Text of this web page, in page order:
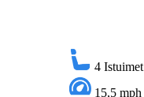
4 Istuimet
15,5 mph